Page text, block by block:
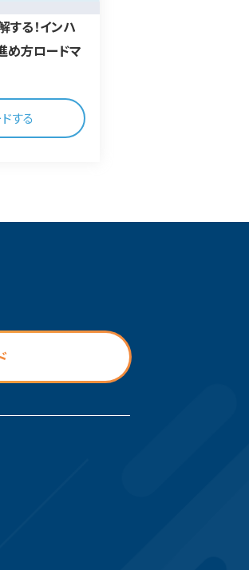
する！インハ
め方ロードマ
する